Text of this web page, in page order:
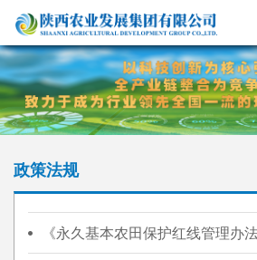
政策法规
《永久基本农田保护红线管理办